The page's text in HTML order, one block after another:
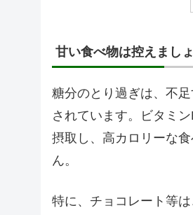
甘い食べ物は控えまし
糖分のとり過ぎは、不
されています。ビタミ
摂取し、高カロリーな
ん。
特に、チョコレート等